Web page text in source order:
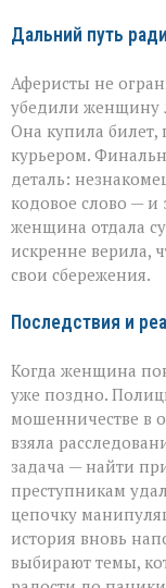
Дальний путь
Аферисты не
убедили женщину
Она купила билет,
курьером.
деталь:
кодовое слово — и
женщина отдала
искренне верила,
свои сбережения.
Последствия и
Когда женщина
уже поздно.
мошенничестве в
взяла
задача — найти
преступникам
цепочку
история вновь
выбирают темы,